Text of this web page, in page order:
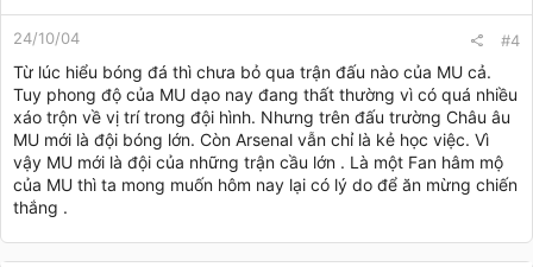
24/10/04 #4
Từ lúc hiểu bóng đá thì chưa bỏ qua trận đấu nào của MU cả.
Tuy phong độ của MU dạo nay đang thất thường vì có quá nhiều
xáo trộn về vị trí trong đội hình. Nhưng trên đấu trường Châu âu
MU mới là đội bóng lớn. Còn Arsenal vẫn chỉ là kẻ học việc. Vì
vậy MU mới là đội của những trận cầu lớn . Là một Fan hâm mộ
của MU thì ta mong muốn hôm nay lại có lý do để ăn mừng chiến
thắng .